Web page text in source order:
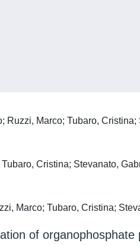
Ruzzi, Marco; Tubaro,
Cristina; Stevanato,
Marco; Tubaro, Cristina;
of organophosphate